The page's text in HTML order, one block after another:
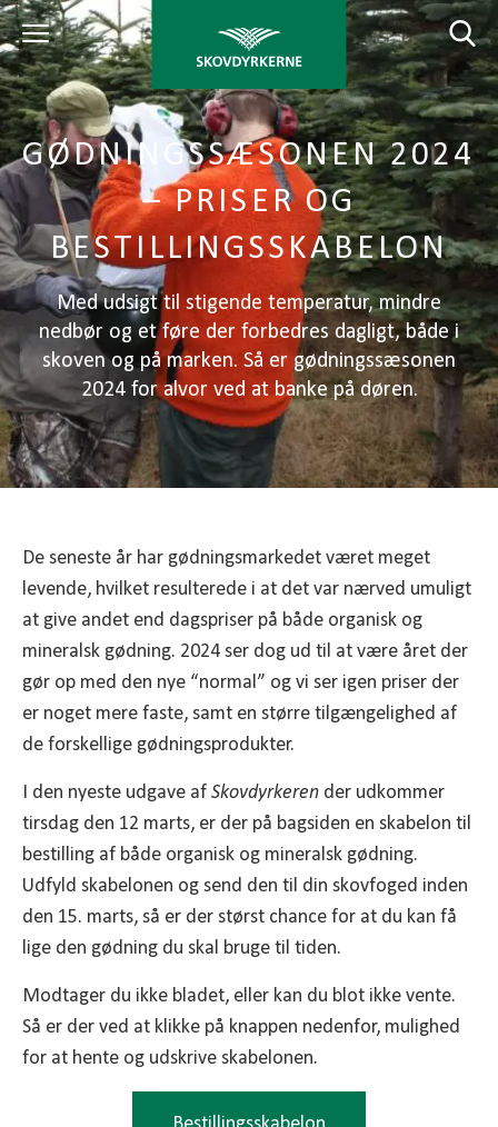
GØDNINGSSÆSONEN 2024
– PRISER OG
BESTILLINGSSKABELON
Med udsigt til stigende temperatur, mindre
nedbør og et føre der forbedres dagligt, både i
skoven og på marken. Så er gødningssæsonen
2024 for alvor ved at banke på døren.
De seneste år har gødningsmarkedet været meget
levende, hvilket resulterede i at det var nærved umuligt
at give andet end dagspriser på både organisk og
mineralsk gødning. 2024 ser dog ud til at være året der
gør op med den nye “normal” og vi ser igen priser der
er noget mere faste, samt en større tilgængelighed af
de forskellige gødningsprodukter.
I den nyeste udgave af Skovdyrkeren der udkommer
tirsdag den 12 marts, er der på bagsiden en skabelon til
bestilling af både organisk og mineralsk gødning.
Udfyld skabelonen og send den til din skovfoged inden
den 15. marts, så er der størst chance for at du kan få
lige den gødning du skal bruge til tiden.
Modtager du ikke bladet, eller kan du blot ikke vente.
Så er der ved at klikke på knappen nedenfor, mulighed
for at hente og udskrive skabelonen.